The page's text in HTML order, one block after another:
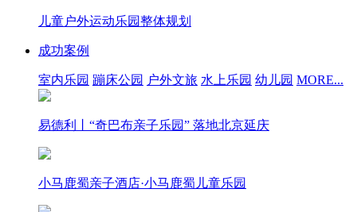
儿童户外运动乐园整体规划
成功案例
室内乐园 蹦床公园 户外文旅 水上乐园 幼儿园 MORE...
易德利丨“奇巴布亲子乐园” 落地北京延庆
小马鹿蜀亲子酒店·小马鹿蜀儿童乐园